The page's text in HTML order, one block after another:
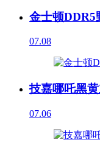
金士顿DDR5
07.08
技嘉哪吒黑
07.06